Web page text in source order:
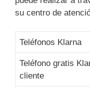
su centro de
Teléfonos Klarna
Teléfono gratis
cliente